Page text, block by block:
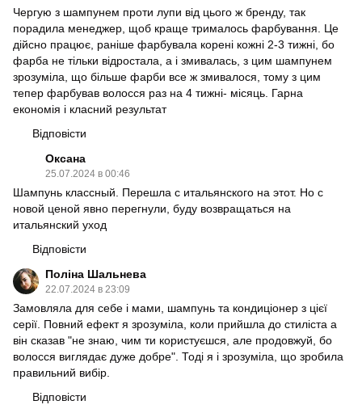
Чергую з шампунем проти лупи від цього ж бренду, так
порадила менеджер, щоб краще трималось фарбування. Це
дійсно працює, раніше фарбувала корені кожні 2-3 тижні, бо
фарба не тільки відростала, а і змивалась, з цим шампунем
зрозуміла, що більше фарби все ж змивалося, тому з цим
тепер фарбував волосся раз на 4 тижні- місяць. Гарна
економія і класний результат
Відповісти
Оксана
25.07.2024 в 00:46
Шампунь классный. Перешла с итальянского на этот. Но с
новой ценой явно перегнули, буду возвращаться на
итальянский уход
Відповісти
Поліна Шальнева
22.07.2024 в 23:09
Замовляла для себе і мами, шампунь та кондиціонер з цієї
серії. Повний ефект я зрозуміла, коли прийшла до стиліста а
він сказав "не знаю, чим ти користуєшся, але продовжуй, бо
волосся виглядає дуже добре". Тоді я і зрозуміла, що зробила
правильний вибір.
Відповісти